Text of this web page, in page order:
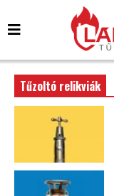
Tűzoltó relikviák